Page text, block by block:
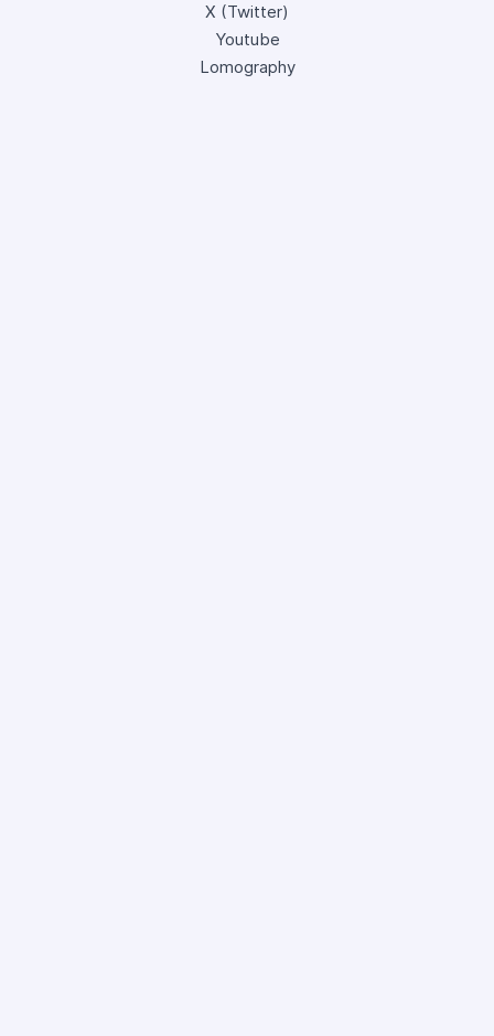
X (Twitter)
Youtube
Lomography